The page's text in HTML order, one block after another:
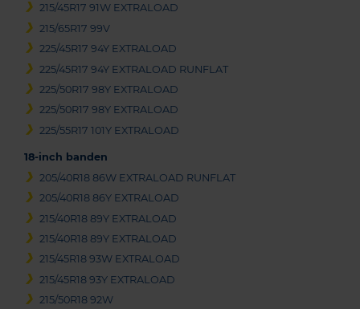
215/45R17 91W EXTRALOAD
215/65R17 99V
225/45R17 94Y EXTRALOAD
225/45R17 94Y EXTRALOAD RUNFLAT
225/50R17 98Y EXTRALOAD
225/50R17 98Y EXTRALOAD
225/55R17 101Y EXTRALOAD
18-inch banden
205/40R18 86W EXTRALOAD RUNFLAT
205/40R18 86Y EXTRALOAD
215/40R18 89Y EXTRALOAD
215/40R18 89Y EXTRALOAD
215/45R18 93W EXTRALOAD
215/45R18 93Y EXTRALOAD
215/50R18 92W